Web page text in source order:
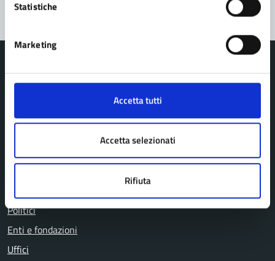
Statistiche
Marketing
Accetta tutti
Accetta selezionati
Rifiuta
Comune di Pavullo nel Frignano
Politici
Enti e fondazioni
Uffici